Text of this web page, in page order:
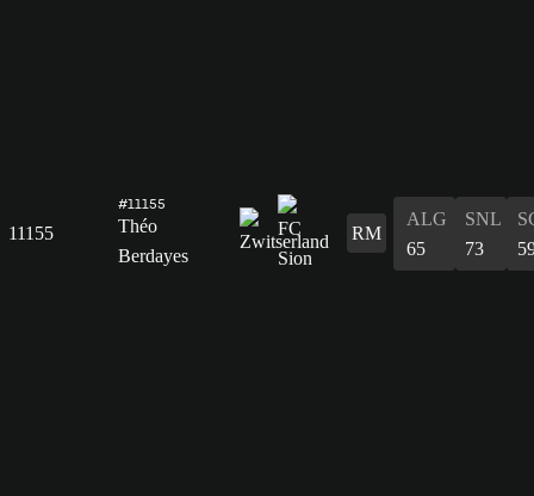
11155
#11155
Théo
Berdayes
RM
ALG
65
SNL
73